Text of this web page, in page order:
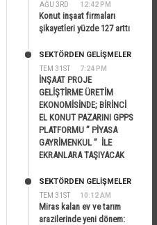
AĞU 3RD 12:42 PM
Konut inşaat firmaları
şikayetleri yüzde 127 arttı
TEM 31ST 7:24 PM
SEKTÖRDEN GELIŞMELER
İNŞAAT PROJE
GELİŞTİRME ÜRETİM
EKONOMİSİNDE; BİRİNCİ
EL KONUT PAZARINI GPPS
PLATFORMU ” PİYASA
GAYRİMENKUL ” İLE
EKRANLARA TAŞIYACAK
TEM 31ST 10:12 AM
SEKTÖRDEN GELIŞMELER
Miras kalan ev ve tarım
arazilerinde yeni dönem: